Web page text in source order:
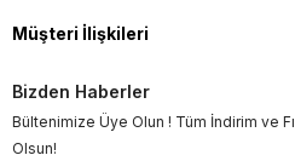
Müşteri İlişkileri
Bizden Haberler
Bültenimize Üye Olun ! Tüm İndirim ve
Olsun!